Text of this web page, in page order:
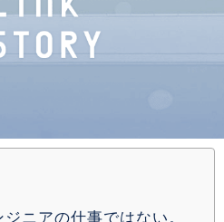
ニアの仕事ではない。